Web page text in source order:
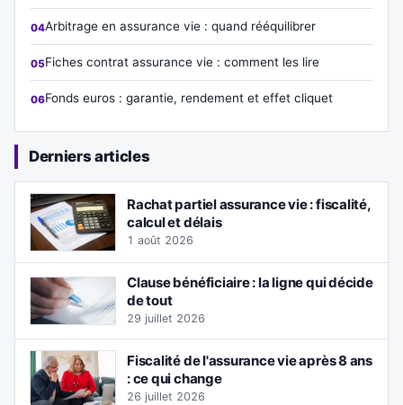
Arbitrage en assurance vie : quand rééquilibrer
Fiches contrat assurance vie : comment les lire
Fonds euros : garantie, rendement et effet cliquet
Derniers articles
Rachat partiel assurance vie : fiscalité,
calcul et délais
1 août 2026
Clause bénéficiaire : la ligne qui décide
de tout
29 juillet 2026
Fiscalité de l'assurance vie après 8 ans
: ce qui change
26 juillet 2026